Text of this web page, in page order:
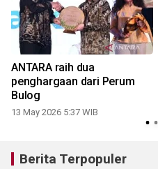
ANTARA raih dua
penghargaan dari Perum
Bulog
13 May 2026 5:37 WIB
Berita Terpopuler